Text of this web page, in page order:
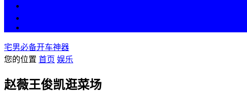
宅男必备开车神器
您的位置 首页 娱乐
赵薇王俊凯逛菜场